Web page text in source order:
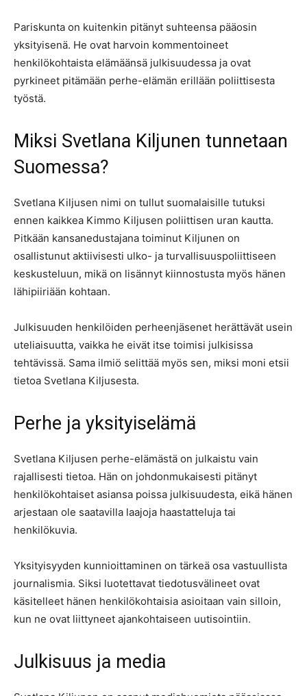
Pariskunta on kuitenkin pitänyt suhteensa pääosin
yksityisenä. He ovat harvoin kommentoineet
henkilökohtaista elämäänsä julkisuudessa ja ovat
pyrkineet pitämään perhe-elämän erillään poliittisesta
työstä.
Miksi Svetlana Kiljunen tunnetaan
Suomessa?
Svetlana Kiljusen nimi on tullut suomalaisille tutuksi
ennen kaikkea Kimmo Kiljusen poliittisen uran kautta.
Pitkään kansanedustajana toiminut Kiljunen on
osallistunut aktiivisesti ulko- ja turvallisuuspoliittiseen
keskusteluun, mikä on lisännyt kiinnostusta myös hänen
lähipiiriään kohtaan.
Julkisuuden henkilöiden perheenjäsenet herättävät usein
uteliaisuutta, vaikka he eivät itse toimisi julkisissa
tehtävissä. Sama ilmiö selittää myös sen, miksi moni etsii
tietoa Svetlana Kiljusesta.
Perhe ja yksityiselämä
Svetlana Kiljusen perhe-elämästä on julkaistu vain
rajallisesti tietoa. Hän on johdonmukaisesti pitänyt
henkilökohtaiset asiansa poissa julkisuudesta, eikä hänen
arjestaan ole saatavilla laajoja haastatteluja tai
henkilökuvia.
Yksityisyyden kunnioittaminen on tärkeä osa vastuullista
journalismia. Siksi luotettavat tiedotusvälineet ovat
käsitelleet hänen henkilökohtaisia asioitaan vain silloin,
kun ne ovat liittyneet ajankohtaiseen uutisointiin.
Julkisuus ja media